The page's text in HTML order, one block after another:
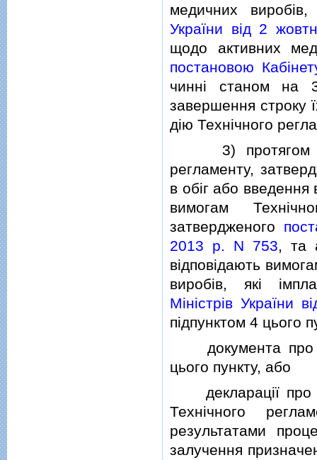
медичних
України вiд 2
щодо активних
постановою
чиннi станом на
завершення строку
дiю Технiчного
3) протягом 12
регламенту,
в обiг або введення
вимогам
затвердженого
2013 р. N 753, та
вiдповiдають
виробiв, якi
Мiнiстрiв України
пiдпунктом 4 цього
документа про
цього пункту, або
декларацiї про
Технiчного
результатами
залучення